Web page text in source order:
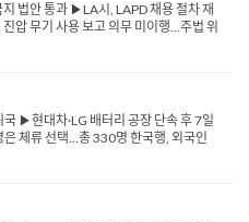
법안 통과 ▶LA시, LAPD 채용 절차 재
압 무기 사용 보고 의무 미이행…주법 위
언론인 강경 ...
▶현대차·LG 배터리 공장 단속 후 7일
체류 선택…총 330명 한국행, 외국인
비자 제도 논의 착수 ▶FBI, '찰리 ...